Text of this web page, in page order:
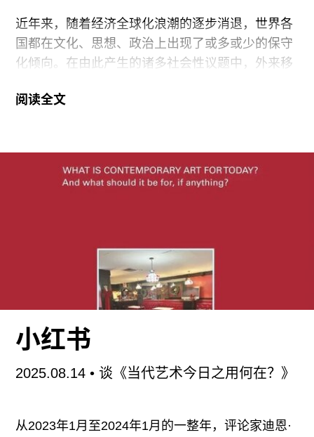
近年来，随着经济全球化浪潮的逐步消退，世界各
国都在文化、思想、政治上出现了或多或少的保守
化倾向。在由此产生的诸多社会性议题中，外来移
普重新执掌美国政治，美国内外的社交平台上针对
体和在野党放大宣传的“库尔德族人”问题，这些都
导致外来移民的问题在一般民众眼里，逐渐成为一
个绕不过去的社会议题。
在这样的背景下，在国立社会保障和人口问题研究
组织移民政策委员会成员的移民问题专家是川夕
阅读全文
小红书
2025.08.14• 谈《当代艺术今日之用何在？》
从2023年1月至2024年1月的一整年，评论家迪恩·